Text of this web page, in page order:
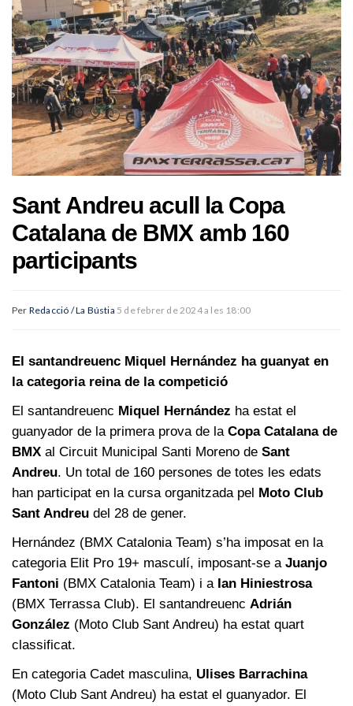
Sant Andreu acull la Copa
Catalana de BMX amb 160
participants
Per Redacció / La Bústia 5 de febrer de 2024 a les 18:00
El santandreuenc Miquel Hernández ha guanyat en
la categoria reina de la competició
El santandreuenc Miquel Hernández ha estat el
guanyador de la primera prova de la Copa Catalana de
BMX al Circuit Municipal Santi Moreno de Sant
Andreu. Un total de 160 persones de totes les edats
han participat en la cursa organitzada pel Moto Club
Sant Andreu del 28 de gener.
Hernández (BMX Catalonia Team) s’ha imposat en la
categoria Elit Pro 19+ masculí, imposant-se a Juanjo
Fantoni (BMX Catalonia Team) i a Ian Hiniestrosa
(BMX Terrassa Club). El santandreuenc Adrián
González (Moto Club Sant Andreu) ha estat quart
classificat.
En categoria Cadet masculina, Ulises Barrachina
(Moto Club Sant Andreu) ha estat el guanyador. El